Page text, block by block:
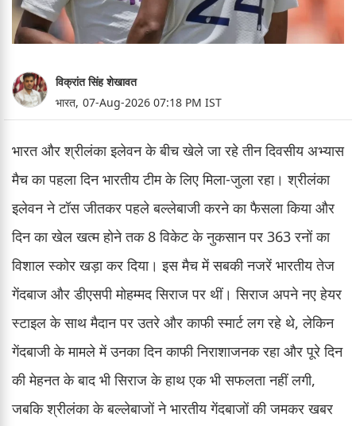
विक्रांत सिंह शेखावत
भारत, 07-Aug-2026 07:18 PM IST
भारत और श्रीलंका इलेवन के बीच खेले जा रहे तीन दिवसीय अभ्यास
मैच का पहला दिन भारतीय टीम के लिए मिला-जुला रहा। श्रीलंका
इलेवन ने टॉस जीतकर पहले बल्लेबाजी करने का फैसला किया और
दिन का खेल खत्म होने तक 8 विकेट के नुकसान पर 363 रनों का
विशाल स्कोर खड़ा कर दिया। इस मैच में सबकी नजरें भारतीय तेज
गेंदबाज और डीएसपी मोहम्मद सिराज पर थीं। सिराज अपने नए हेयर
स्टाइल के साथ मैदान पर उतरे और काफी स्मार्ट लग रहे थे, लेकिन
गेंदबाजी के मामले में उनका दिन काफी निराशाजनक रहा और पूरे दिन
की मेहनत के बाद भी सिराज के हाथ एक भी सफलता नहीं लगी,
जबकि श्रीलंका के बल्लेबाजों ने भारतीय गेंदबाजों की जमकर खबर